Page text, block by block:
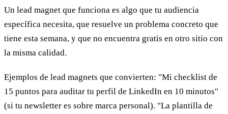
Un lead magnet que funciona es algo que tu audiencia
específica necesita, que resuelve un problema concreto que
tiene esta semana, y que no encuentra gratis en otro sitio con
la misma calidad.
Ejemplos de lead magnets que convierten: "Mi checklist de
15 puntos para auditar tu perfil de LinkedIn en 10 minutos"
(si tu newsletter es sobre marca personal). "La plantilla de